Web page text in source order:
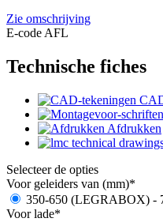
Zie omschrijving
E-code AFL
Technische fiches
Afdrukken
Selecteer de opties
Voor geleiders van (mm)*
350-650 (LEGRABOX) -
Voor lade*